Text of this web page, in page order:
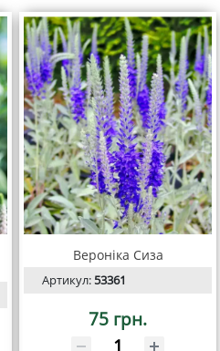
Вероніка Сиза
Артикул:53361
75 грн.